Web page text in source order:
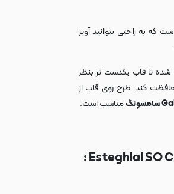
که به راحتی بتوانید آویز
تا قاب یکدست تر بنظر
کند. طرح روی قاب از
مناسب است.
Esteghlal SO